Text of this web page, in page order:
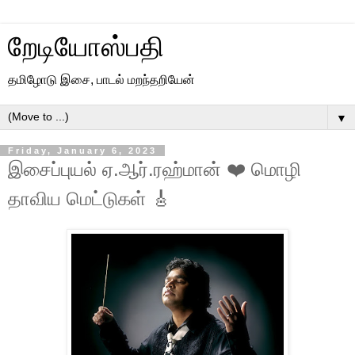
றேடியோஸ்பதி
தமிழோடு இசை, பாடல் மறந்தறியேன்
▼
Friday, January 6, 2023
இசைப்புயல் ஏ.ஆர்.ரஹ்மான் ❤️ மொழி
தாவிய மெட்டுகள் 🎸